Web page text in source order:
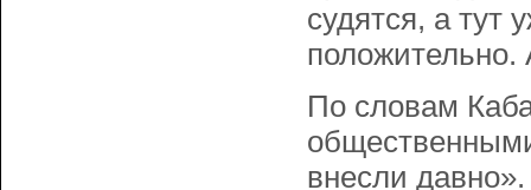
судятся, а тут
положительно.
По словам
внесли